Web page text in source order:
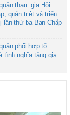
tham gia Hội
quán triệt và triển
lần thứ ba Ban Chấp
phối hợp tổ
tình nghĩa tặng gia